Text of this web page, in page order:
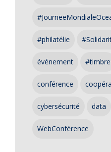
#philatélie
événement #timbre
conférence
cybersécurité data
WebConférence